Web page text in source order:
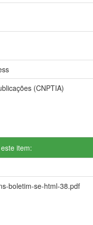
(CNPTIA)
item:
boletim-se-html-38.pdf